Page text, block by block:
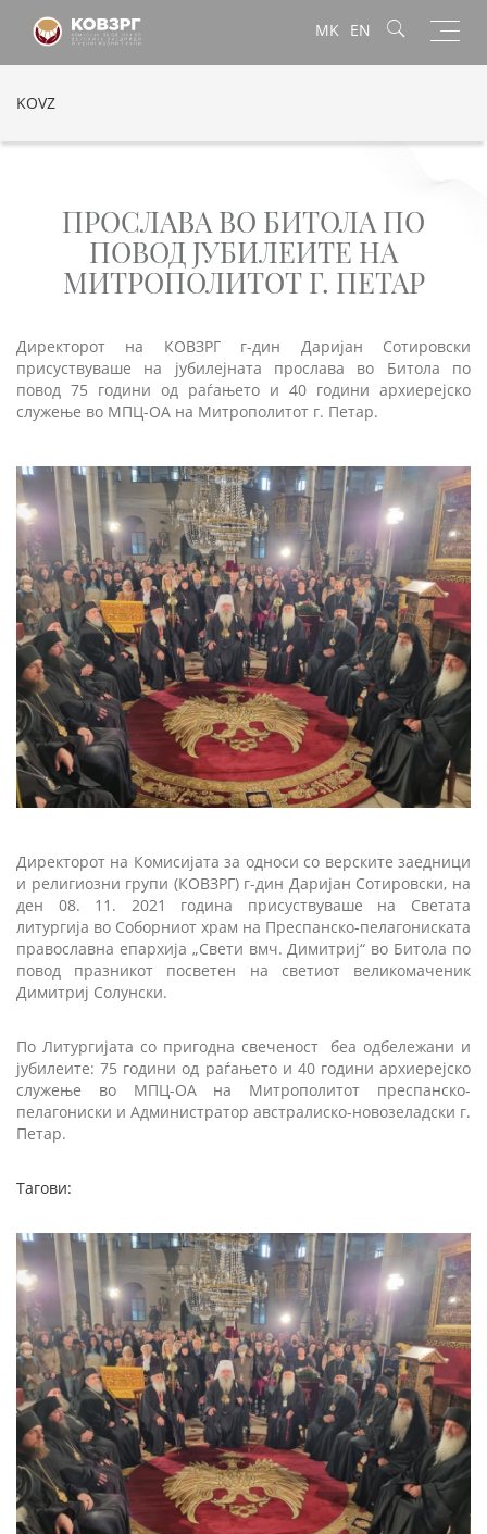
MK EN
KOVZ
ПРОСЛАВА ВО БИТОЛА ПО
ПОВОД ЈУБИЛЕИТЕ НА
МИТРОПОЛИТОТ Г. ПЕТАР
Директорот на КОВЗРГ г-дин Даријан Сотировски
присуствуваше на јубилејната прослава во Битола по
повод 75 години од раѓањето и 40 години архиерејско
служење во МПЦ-ОА на Митрополитот г. Петар.
Директорот на Комисијата за односи со верските заедници
и религиозни групи (КОВЗРГ) г-дин Даријан Сотировски, на
ден 08. 11. 2021 година присуствуваше на Светата
литургија во Соборниот храм на Преспанско-пелагониската
православна епархија „Свети вмч. Димитриј“ во Битола по
повод празникот посветен на светиот великомаченик
Димитриј Солунски.
По Литургијата со пригодна свеченост беа одбележани и
јубилеите: 75 години од раѓањето и 40 години архиерејско
служење во МПЦ-ОА на Митрополитот преспанско-
пелагониски и Администратор австралиско-новозеладски г.
Петар.
Тагови: